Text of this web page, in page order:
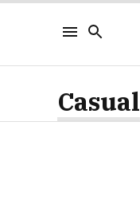
Casual